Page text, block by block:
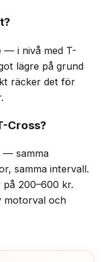
— i nivå med T-
lägre på grund
räcker det för
Cross?
— samma
samma intervall.
på 200–600 kr.
motorval och